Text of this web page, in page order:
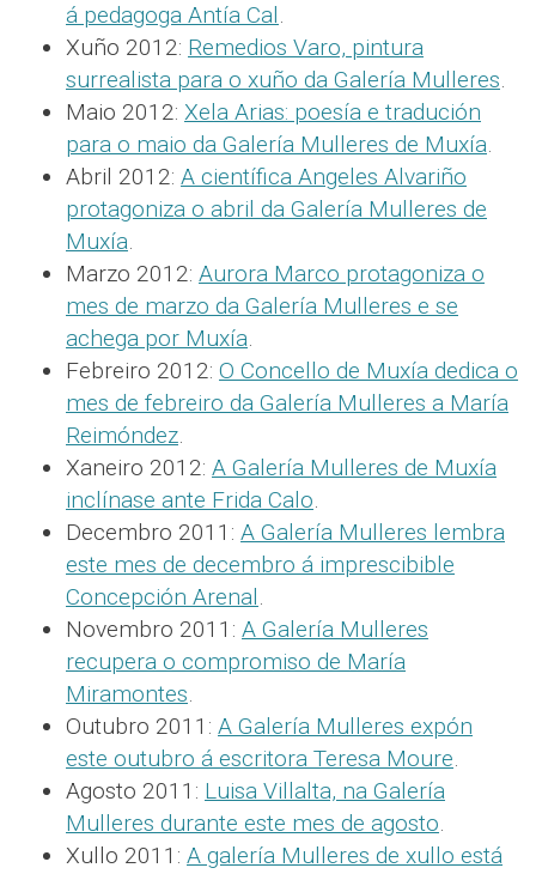
á pedagoga Antía Cal.
Xuño 2012: Remedios Varo, pintura
surrealista para o xuño da Galería Mulleres.
Maio 2012: Xela Arias: poesía e tradución
para o maio da Galería Mulleres de Muxía.
Abril 2012: A científica Angeles Alvariño
protagoniza o abril da Galería Mulleres de
Muxía.
Marzo 2012: Aurora Marco protagoniza o
mes de marzo da Galería Mulleres e se
achega por Muxía.
Febreiro 2012: O Concello de Muxía dedica o
mes de febreiro da Galería Mulleres a María
Reimóndez.
Xaneiro 2012: A Galería Mulleres de Muxía
inclínase ante Frida Calo.
Decembro 2011: A Galería Mulleres lembra
este mes de decembro á imprescibible
Concepción Arenal.
Novembro 2011: A Galería Mulleres
recupera o compromiso de María
Miramontes.
Outubro 2011: A Galería Mulleres expón
este outubro á escritora Teresa Moure.
Agosto 2011: Luisa Villalta, na Galería
Mulleres durante este mes de agosto.
Xullo 2011: A galería Mulleres de xullo está